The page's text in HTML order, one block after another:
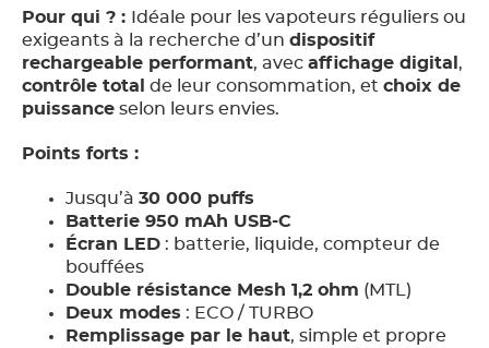
Pour qui ? :
Idéale pour les vapoteurs réguliers ou
exigeants à la recherche d’un dispositif
rechargeable performant, avec affichage digital ,
contrôle total
de leur consommation, et choix de
puissance selon leurs envies.
Points forts :
Jusqu’à 30 000 puffs
Batterie 950 mAh USB-C
Écran LED : batterie, liquide, compteur de
bouffées
Double résistance Mesh 1,2 ohm (MTL)
Deux modes : ECO / TURBO
Remplissage par le haut, simple et propre